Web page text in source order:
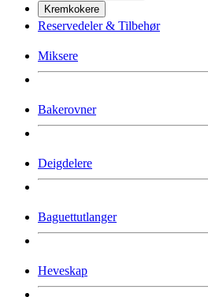
Kremkokere
Reservedeler & Tilbehør
Miksere
Bakerovner
Deigdelere
Baguettutlanger
Heveskap